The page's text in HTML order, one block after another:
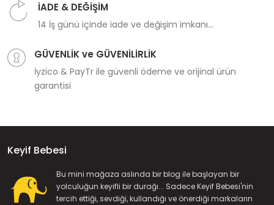
İADE & DEĞİŞİM
14 İş günü içinde iade ve değişim imkanı...
GÜVENLİK ve GÜVENİLİRLİK
İyzico & PayTr ile güvenli ödeme ve orijinal ürün
garantisi
Keyif Bebesi
Bu mini mağaza aslında bir blog ile başlayan bir
yolculuğun keyifli bir durağı... Sadece Keyif Bebesi'nin
tercih ettiği, sevdiği, kullandığı ve önerdiği markaların